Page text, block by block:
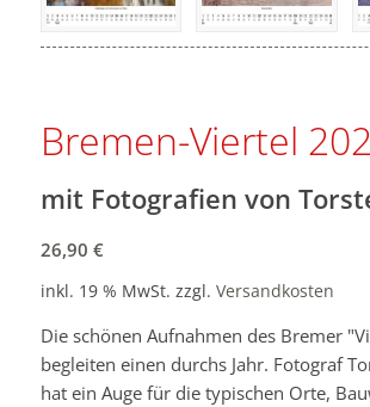
Bremen-Viertel
mit Fotografien von
26,90 €
inkl. 19 % MwSt. zzgl. Versandkosten
Die schönen Aufnahmen des Bremer
begleiten einen durchs Jahr. Fotograf
hat ein Auge für die typischen Orte,